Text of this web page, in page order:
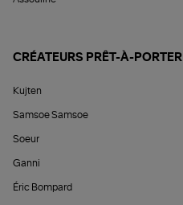
CRÉATEURS PRÊT-À-PORTER
Kujten
Samsoe Samsoe
Soeur
Ganni
Éric Bompard